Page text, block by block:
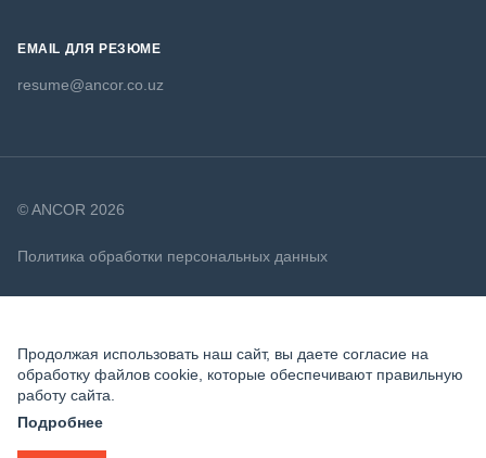
EMAIL ДЛЯ РЕЗЮМЕ
resume@ancor.co.uz
© ANCOR 2026
Политика обработки персональных данных
Продолжая использовать наш сайт, вы даете согласие на
обработку файлов cookie, которые обеспечивают правильную
работу сайта.
Подробнее